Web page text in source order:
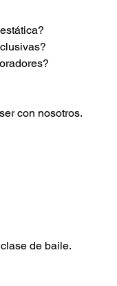
con nosotros.
de baile.